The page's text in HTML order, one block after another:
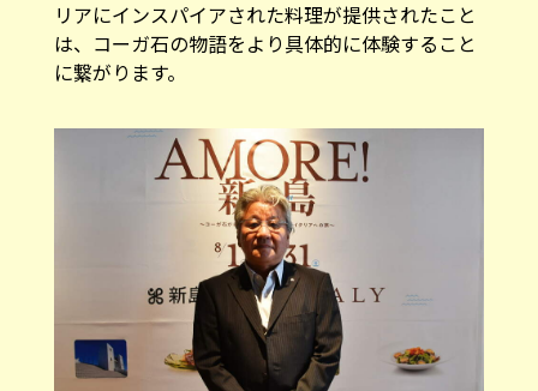
リアにインスパイアされた料理が提供されたこと
は、コーガ石の物語をより具体的に体験すること
に繋がります。